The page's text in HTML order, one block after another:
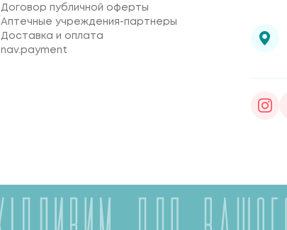
Договор публичной оферты
Аптечные учреждения-партнеры
Доставка и оплата
nav.payment